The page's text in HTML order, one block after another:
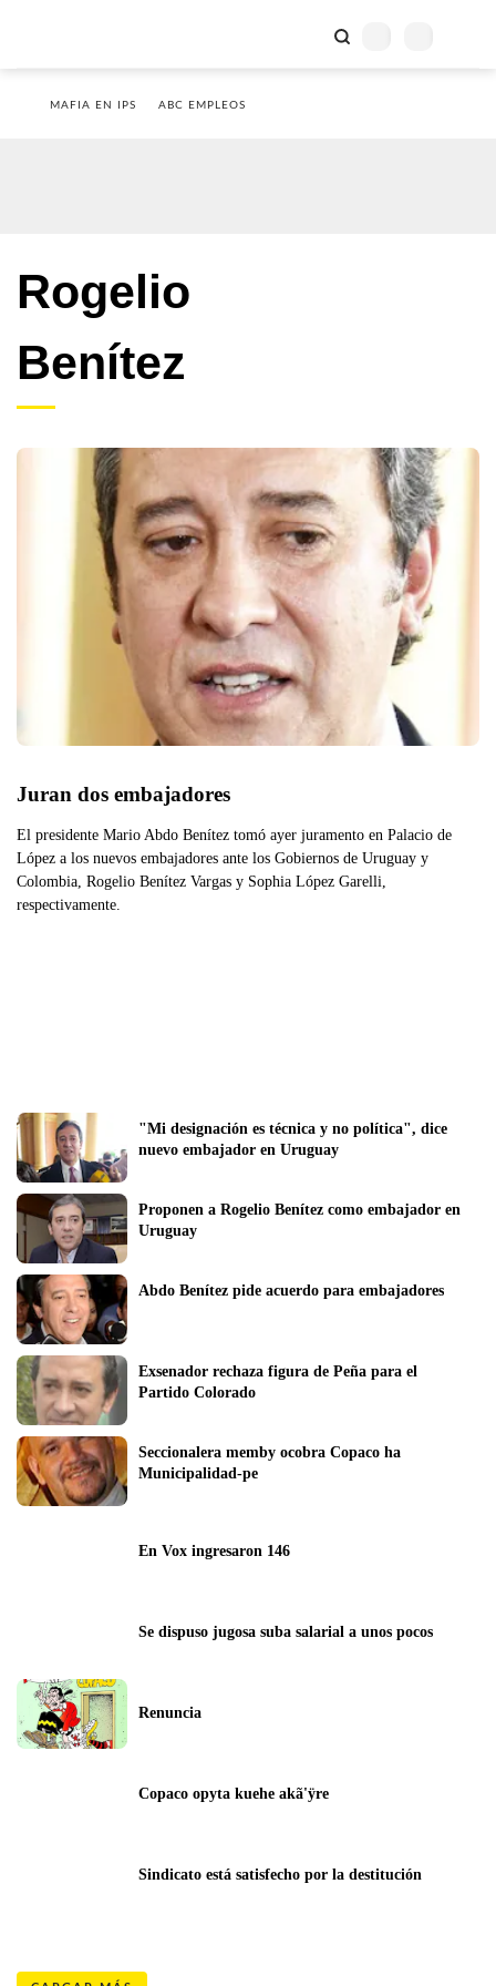
MAFIA EN IPS ABC EMPLEOS
Rogelio
Benítez
Juran dos embajadores
El presidente Mario Abdo Benítez tomó ayer juramento en Palacio de
López a los nuevos embajadores ante los Gobiernos de Uruguay y
Colombia, Rogelio Benítez Vargas y Sophia López Garelli,
respectivamente.
"Mi designación es técnica y no política", dice
nuevo embajador en Uruguay
Proponen a Rogelio Benítez como embajador en
Uruguay
Abdo Benítez pide acuerdo para embajadores
Exsenador rechaza figura de Peña para el
Partido Colorado
Seccionalera memby ocobra Copaco ha
Municipalidad-pe
En Vox ingresaron 146
Se dispuso jugosa suba salarial a unos pocos
Renuncia
Copaco opyta kuehe akã'ÿre
Sindicato está satisfecho por la destitución